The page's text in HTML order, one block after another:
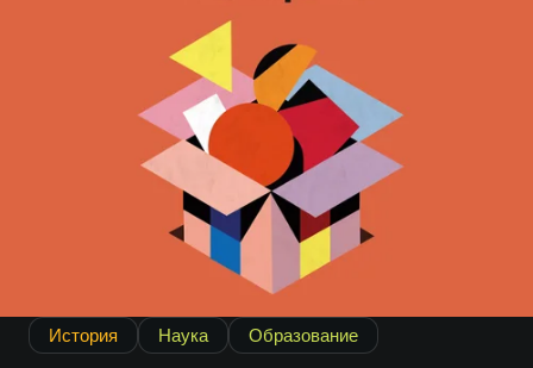
История Наука Образование